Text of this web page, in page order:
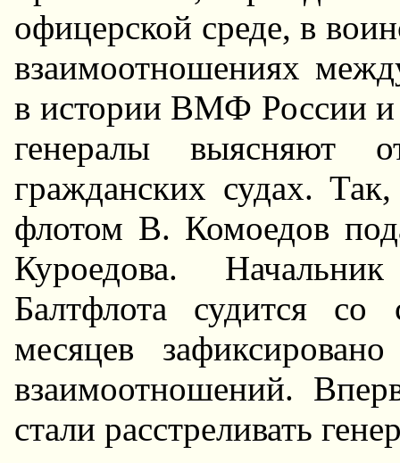
офицерской среде, в
взаимоотношениях
в истории ВМФ России и
генералы выясняют
гражданских судах.
флотом В. Комоедов
Куроедова.
Балтфлота судится
месяцев
взаимоотношений.
стали расстреливать